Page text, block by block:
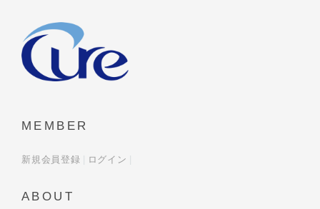
MEMBER
新規会員登録 ログイン
ABOUT